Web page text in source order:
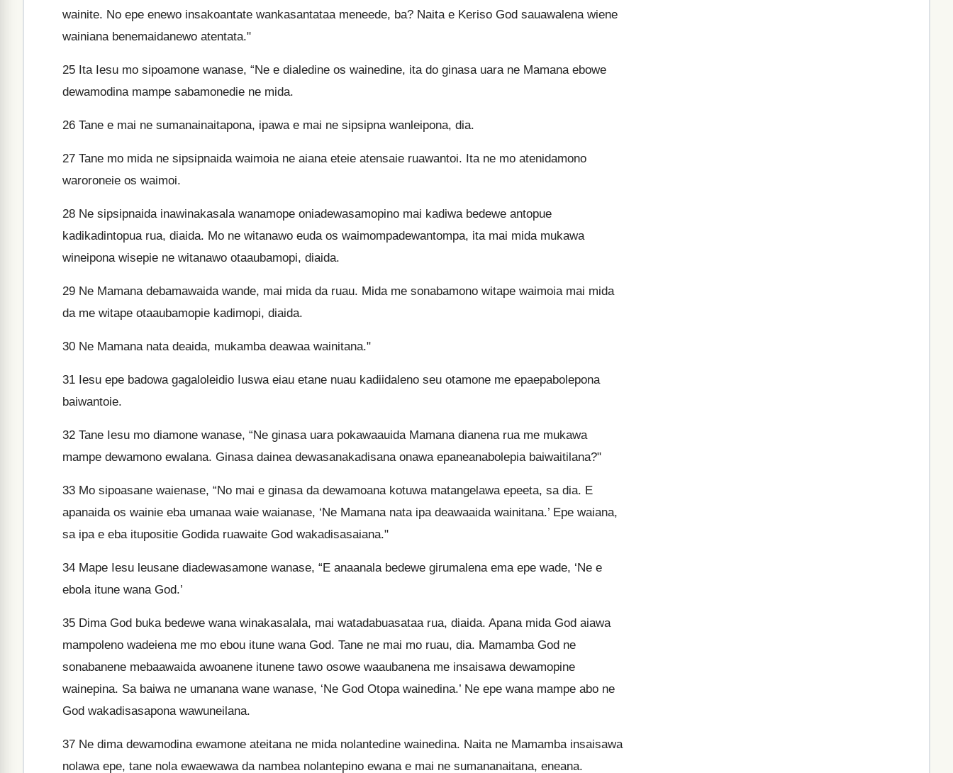
wainite. No epe enewo insakoantate wankasantataa meneede, ba? Naita e Keriso God sauawalena wiene
wainiana benemaidanewo atentata."
25 Ita Iesu mo sipoamone wanase, “Ne e dialedine os wainedine, ita do ginasa uara ne Mamana ebowe
dewamodina mampe sabamonedie ne mida.
26 Tane e mai ne sumanainaitapona, ipawa e mai ne sipsipna wanleipona, dia.
27 Tane mo mida ne sipsipnaida waimoia ne aiana eteie atensaie ruawantoi. Ita ne mo atenidamono
waroroneie os waimoi.
28 Ne sipsipnaida inawinakasala wanamope oniadewasamopino mai kadiwa bedewe antopue
kadikadintopua rua, diaida. Mo ne witanawo euda os waimompadewantompa, ita mai mida mukawa
wineipona wisepie ne witanawo otaaubamopi, diaida.
29 Ne Mamana debamawaida wande, mai mida da ruau. Mida me sonabamono witape waimoia mai mida
da me witape otaaubamopie kadimopi, diaida.
30 Ne Mamana nata deaida, mukamba deawaa wainitana."
31 Iesu epe badowa gagaloleidio Iuswa eiau etane nuau kadiidaleno seu otamone me epaepabolepona
baiwantoie.
32 Tane Iesu mo diamone wanase, “Ne ginasa uara pokawaauida Mamana dianena rua me mukawa
mampe dewamono ewalana. Ginasa dainea dewasanakadisana onawa epaneanabolepia baiwaitilana?"
33 Mo sipoasane waienase, “No mai e ginasa da dewamoana kotuwa matangelawa epeeta, sa dia. E
apanaida os wainie eba umanaa waie waianase, ‘Ne Mamana nata ipa deawaaida wainitana.’ Epe waiana,
sa ipa e eba itupositie Godida ruawaite God wakadisasaiana."
34 Mape Iesu leusane diadewasamone wanase, “E anaanala bedewe girumalena ema epe wade, ‘Ne e
ebola itune wana God.’
35 Dima God buka bedewe wana winakasalala, mai watadabuasataa rua, diaida. Apana mida God aiawa
mampoleno wadeiena me mo ebou itune wana God. Tane ne mai mo ruau, dia. Mamamba God ne
sonabanene mebaawaida awoanene itunene tawo osowe waaubanena me insaisawa dewamopine
wainepina. Sa baiwa ne umanana wane wanase, ‘Ne God Otopa wainedina.’ Ne epe wana mampe abo ne
God wakadisasapona wawuneilana.
37 Ne dima dewamodina ewamone ateitana ne mida nolantedine wainedina. Naita ne Mamamba insaisawa
nolawa epe, tane nola ewaewawa da nambea nolantepino ewana e mai ne sumananaitana, eneana.